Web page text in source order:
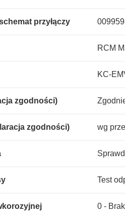
przyłączy
RCM
KC-
zgodności)
zgodności) wg
Test
0 -